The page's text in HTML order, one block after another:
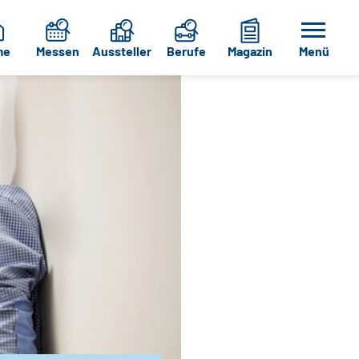
Messen Aussteller Berufe Magazin Menü